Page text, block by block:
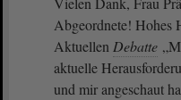
Abgeordnete! Hohes
Aktuellen Debatte
aktuelle
und mir angeschaut